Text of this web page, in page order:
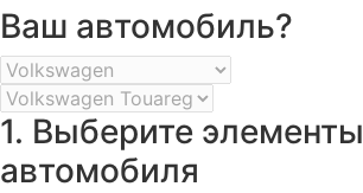
Ваш автомобиль?
1. Выберите элементы
автомобиля